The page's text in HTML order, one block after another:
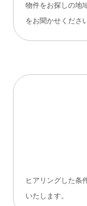
物件をお探しの地
をお聞かせくださ
ヒアリングした条
いたします。